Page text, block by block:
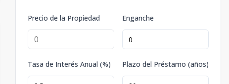
Precio de la Propiedad Enganche
Tasa de Interés Anual (%) Plazo del Préstamo (años)